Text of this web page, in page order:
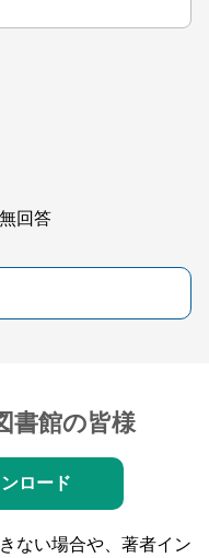
無回答
書館の皆様
ロード
ない場合や、著者イン